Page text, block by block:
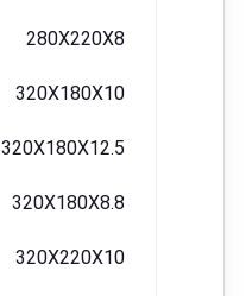
280X220X8
320X180X10
320X180X12.5
320X180X8.8
320X220X10